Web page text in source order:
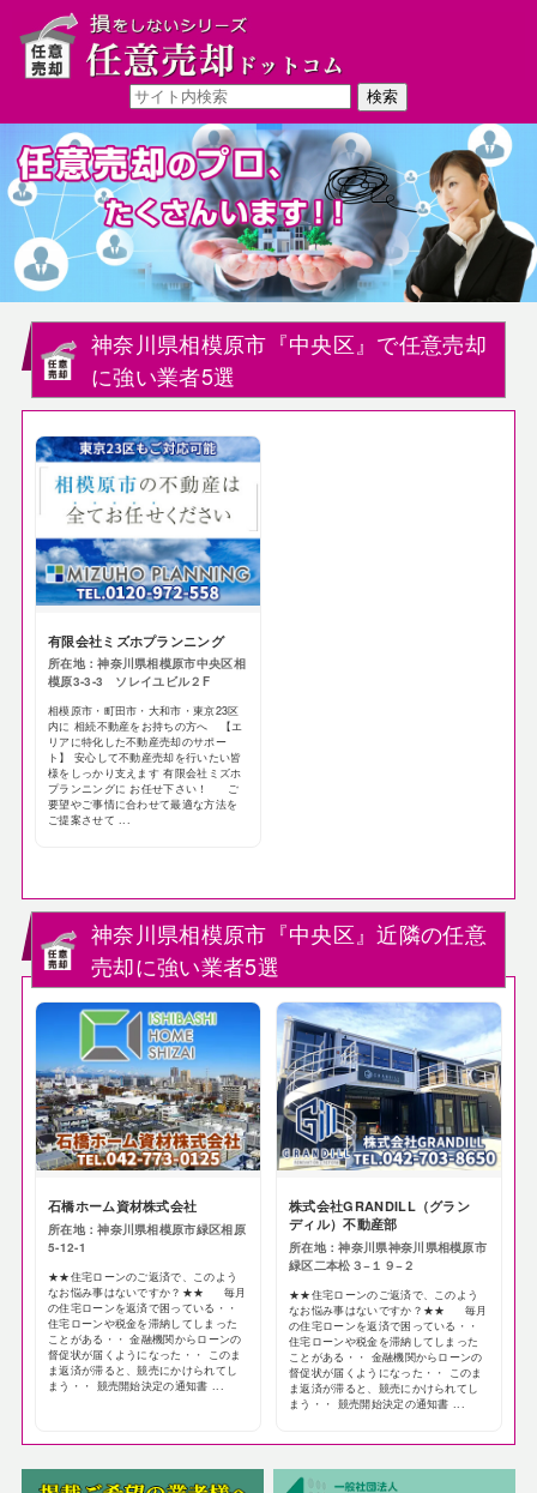
神奈川県相模原市『中央区』で任意売却
に強い業者5選
有限会社ミズホプランニング
所在地：神奈川県相模原市中央区相
模原3-3-3 ソレイユビル２F
相模原市・町田市・大和市・東京23区
内に 相続不動産をお持ちの方へ 【エ
リアに特化した不動産売却のサポー
ト】 安心して不動産売却を行いたい皆
様をしっかり支えます 有限会社ミズホ
プランニングに お任せ下さい！ ご
要望やご事情に合わせて最適な方法を
ご提案させて ...
神奈川県相模原市『中央区』近隣の任意
売却に強い業者5選
石橋ホーム資材株式会社
所在地：神奈川県相模原市緑区相原
5-12-1
★★住宅ローンのご返済で、このよう
なお悩み事はないですか？★★ 毎月
の住宅ローンを返済で困っている・・
住宅ローンや税金を滞納してしまった
ことがある・・ 金融機関からローンの
督促状が届くようになった・・ このま
ま返済が滞ると、競売にかけられてし
まう・・ 競売開始決定の通知書 ...
株式会社GRANDILL（グラン
ディル）不動産部
所在地：神奈川県神奈川県相模原市
緑区二本松３−１９−２
★★住宅ローンのご返済で、このよう
なお悩み事はないですか？★★ 毎月
の住宅ローンを返済で困っている・・
住宅ローンや税金を滞納してしまった
ことがある・・ 金融機関からローンの
督促状が届くようになった・・ このま
ま返済が滞ると、競売にかけられてし
まう・・ 競売開始決定の通知書 ...